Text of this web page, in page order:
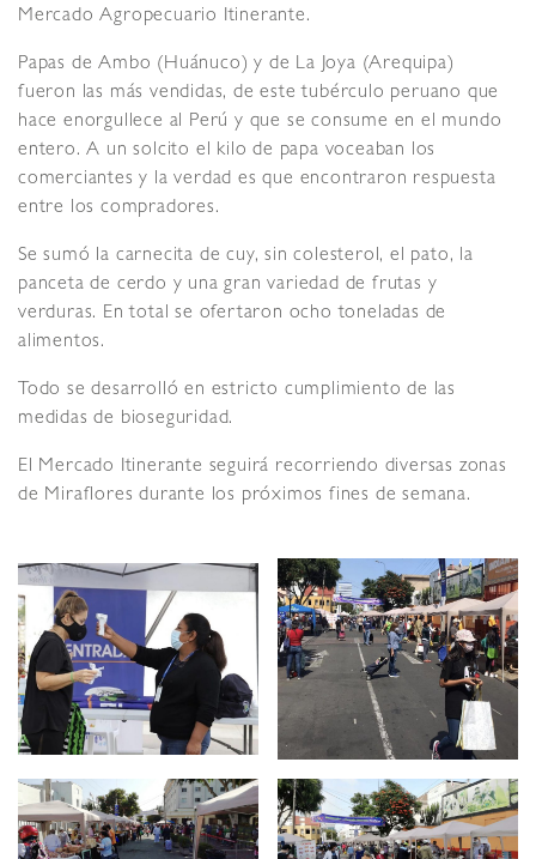
Mercado Agropecuario Itinerante.
Papas de Ambo (Huánuco) y de La Joya (Arequipa)
fueron las más vendidas, de este tubérculo peruano que
hace enorgullece al Perú y que se consume en el mundo
entero. A un solcito el kilo de papa voceaban los
comerciantes y la verdad es que encontraron respuesta
entre los compradores.
Se sumó la carnecita de cuy, sin colesterol, el pato, la
panceta de cerdo y una gran variedad de frutas y
verduras. En total se ofertaron ocho toneladas de
alimentos.
Todo se desarrolló en estricto cumplimiento de las
medidas de bioseguridad.
El Mercado Itinerante seguirá recorriendo diversas zonas
de Miraflores durante los próximos fines de semana.